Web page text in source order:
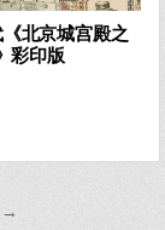
北京城宫殿之
彩印版
→